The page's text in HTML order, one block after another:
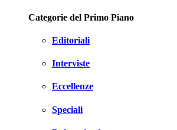
Categorie del Primo Piano
Editoriali
Interviste
Eccellenze
Speciali